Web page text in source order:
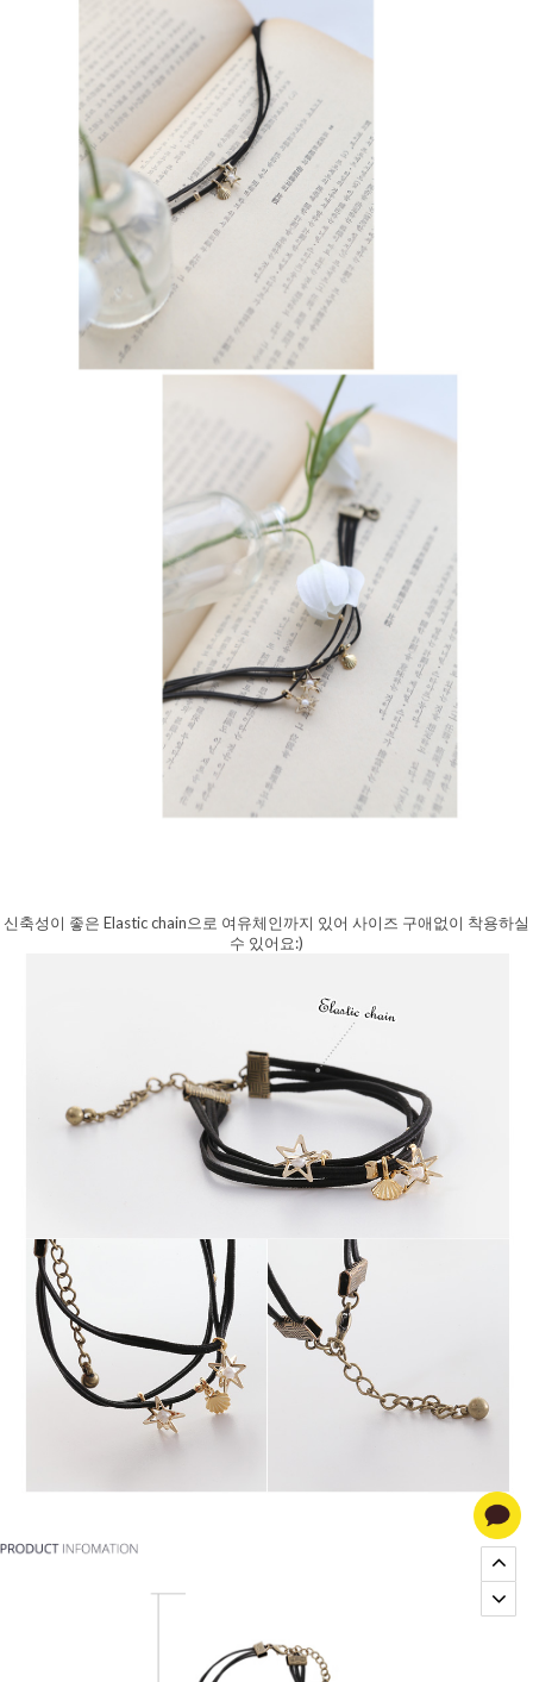
신축성이 좋은 Elastic chain으로 여유체인까지 있어 사이즈 구애없이 착용하실
수 있어요:)
폭스타일,귀걸이쇼핑몰,반지쇼핑몰,명품귀걸이,명품주얼리,악세사리쇼핑몰,패션귀걸이,액세서리,